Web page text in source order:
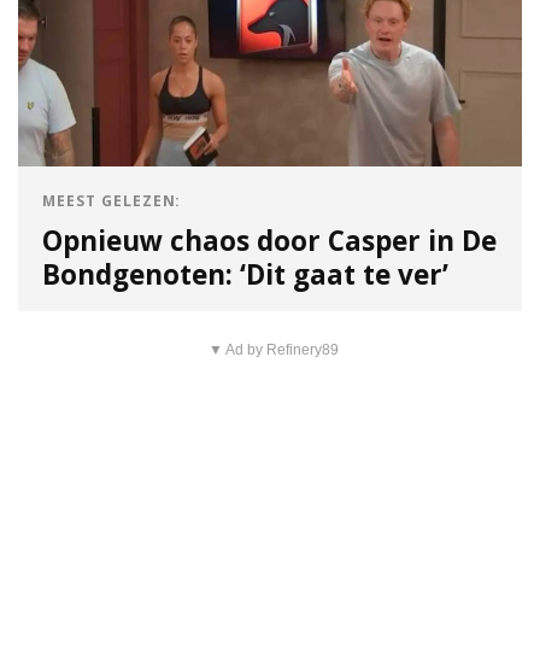
MEEST GELEZEN:
Opnieuw chaos door Casper in De
Bondgenoten: ‘Dit gaat te ver’
▼ Ad by Refinery89